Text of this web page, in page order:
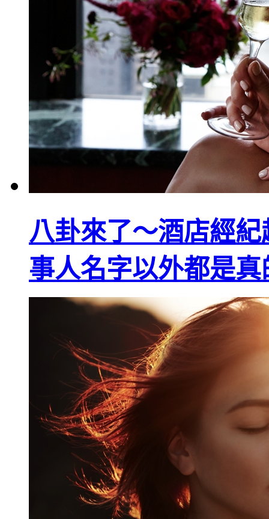
八卦來了～酒店經
事人名字以外都是真